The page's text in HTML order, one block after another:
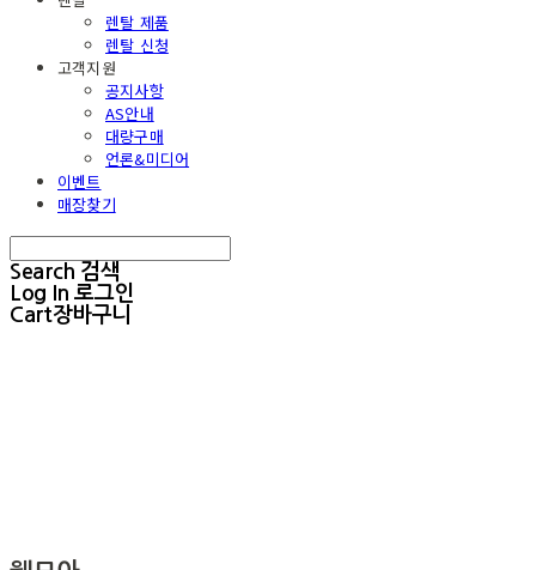
렌탈 제품
렌탈 신청
고객지원
공지사항
AS안내
대량구매
언론&미디어
이벤트
매장찾기
Search 검색
Log In 로그인
Cart장바구니